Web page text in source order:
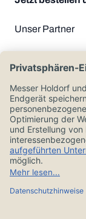
Unser Partner